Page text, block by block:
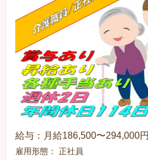
給与：月給186,500〜294,000円
雇用形態： 正社員